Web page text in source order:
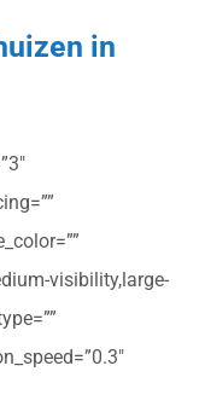
in
visibility,large-